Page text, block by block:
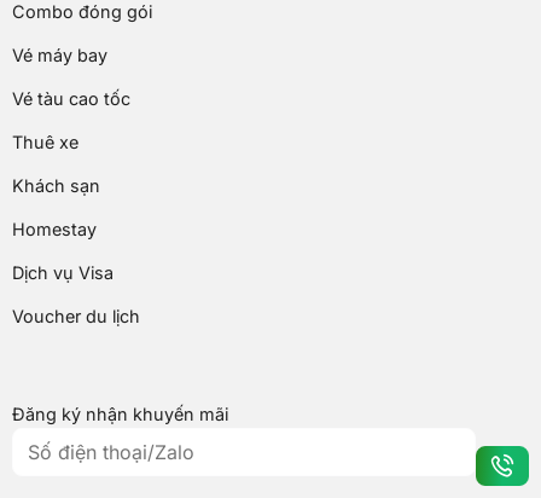
Combo đóng gói
Vé máy bay
Vé tàu cao tốc
Thuê xe
Khách sạn
Homestay
Dịch vụ Visa
Voucher du lịch
Đăng ký nhận khuyến mãi